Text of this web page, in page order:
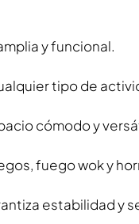
y funcional.
tipo de
cómodo y
fuego wok y
estabilidad y